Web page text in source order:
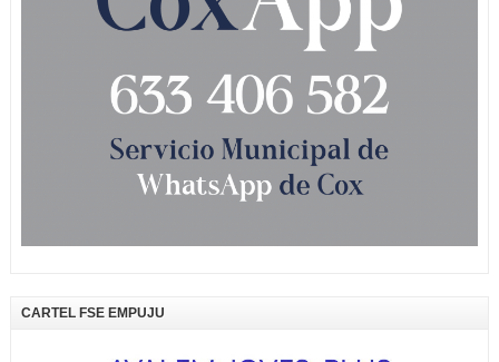
CARTEL FSE EMPUJU